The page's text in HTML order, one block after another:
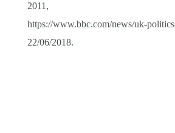
2011,
https://www.bbc.com/news/uk-
22/06/2018.